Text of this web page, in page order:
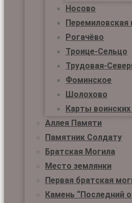
Носово
Перемиловская
Рогачёво
Троице-Сельцо
Трудовая-
Фоминское
Шолохово
Карты воинских
Аллея Памяти
Памятник Солдату
Братская Могила
Место землянки
Первая братская
Камень “Последний